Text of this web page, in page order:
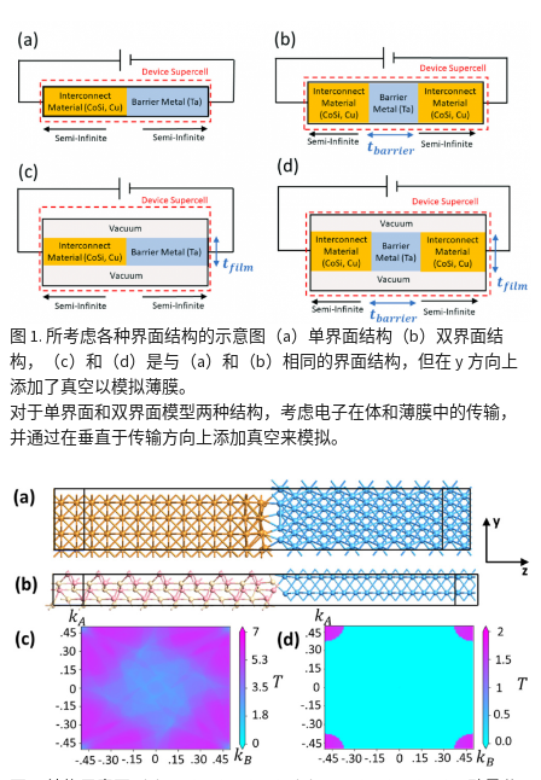
图 1. 所考虑各种界面结构的示意图（a）单界面结构（b）双界面结
构，（c）和（d）是与（a）和（b）相同的界面结构，但在 y 方向上
添加了真空以模拟薄膜。
对于单界面和双界面模型两种结构，考虑电子在体和薄膜中的传输，
并通过在垂直于传输方向上添加真空来模拟。